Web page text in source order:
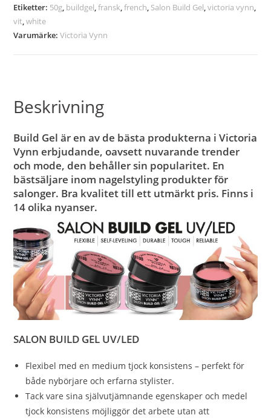
Etiketter: 50g, buildgel,fransk,french, Salon Build Gel,victoria vynn,
vit,white
Varumärke:Victoria Vynn
Beskrivning
Build Gel är en av de bästa produkterna i Victoria
Vynn erbjudande, oavsett nuvarande trender
och mode, den behåller sin popularitet. En
bästsäljare inom nagelstyling produkter för
salonger. Bra kvalitet till ett utmärkt pris. Finns i
14 olika nyanser.
SALON BUILD GEL UV/LED
Flexibel med en medium tjock konsistens – perfekt för
både nybörjare och erfarna stylister.
Tack vare sina självutjämnande egenskaper och medel
tjock konsistens möjliggör det arbete utan att